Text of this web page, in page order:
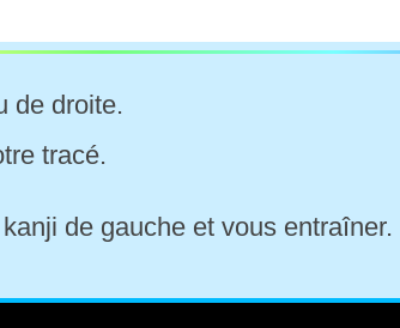
de droite.
tracé.
de gauche et vous entraîner.